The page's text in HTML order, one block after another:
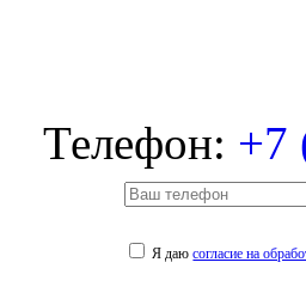
Телефон: +7
Я даюсогласие на